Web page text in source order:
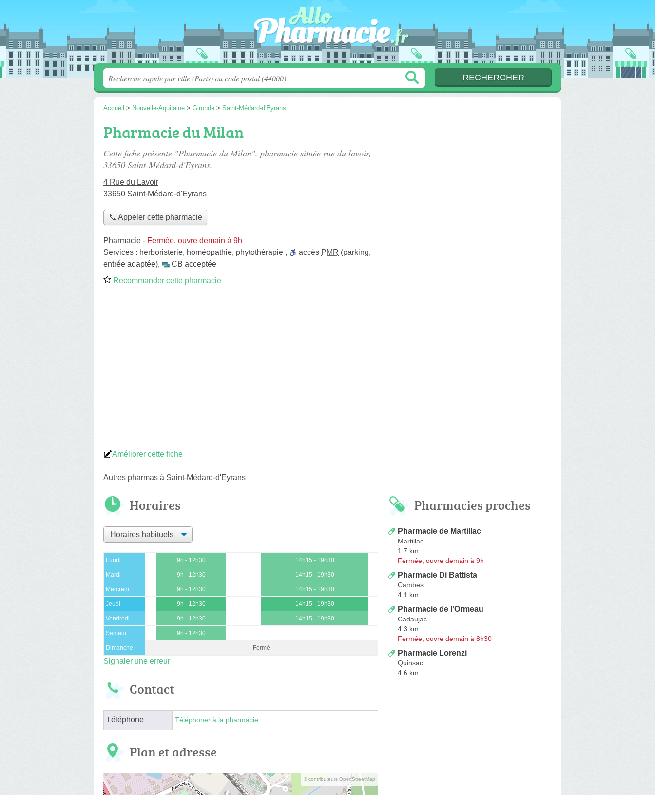
Accueil > Nouvelle-Aquitaine > Gironde > Saint-Médard-d'Eyrans
Pharmacie du Milan
Cette fiche présente "Pharmacie du Milan", pharmacie située rue du lavoir,
33650 Saint-Médard-d'Eyrans.
4 Rue du Lavoir
33650 Saint-Médard-d'Eyrans
📞 Appeler cette pharmacie
Pharmacie - Fermée, ouvre demain à 9h
Services : herboristerie, homéopathie, phytothérapie , accès PMR (parking,
entrée adaptée),
CB acceptée
Recommander cette pharmacie
Améliorer cette fiche
Autres pharmas à Saint-Médard-d'Eyrans
Horaires
Lundi 9h - 12h30 14h15 - 19h30
Mardi 9h - 12h30 14h15 - 19h30
Mercredi 9h - 12h30 14h15 - 19h30
Jeudi 9h - 12h30 14h15 - 19h30
Vendredi 9h - 12h30 14h15 - 19h30
Samedi 9h - 12h30
Dimanche Fermé
Signaler une erreur
Contact
Téléphone Téléphoner à la pharmacie
Plan et adresse
© contributeurs OpenStreetMap
Pharmacies proches
Pharmacie de Martillac
Martillac
1.7 km
Fermée, ouvre demain à 9h
Pharmacie Di Battista
Cambes
4.1 km
Pharmacie de l'Ormeau
Cadaujac
4.3 km
Fermée, ouvre demain à 8h30
Pharmacie Lorenzi
Quinsac
4.6 km